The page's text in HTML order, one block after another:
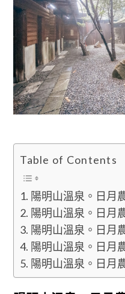
Table of Contents
陽明山溫泉。日月
陽明山溫泉。日月
陽明山溫泉。日月
陽明山溫泉。日月
陽明山溫泉。日月